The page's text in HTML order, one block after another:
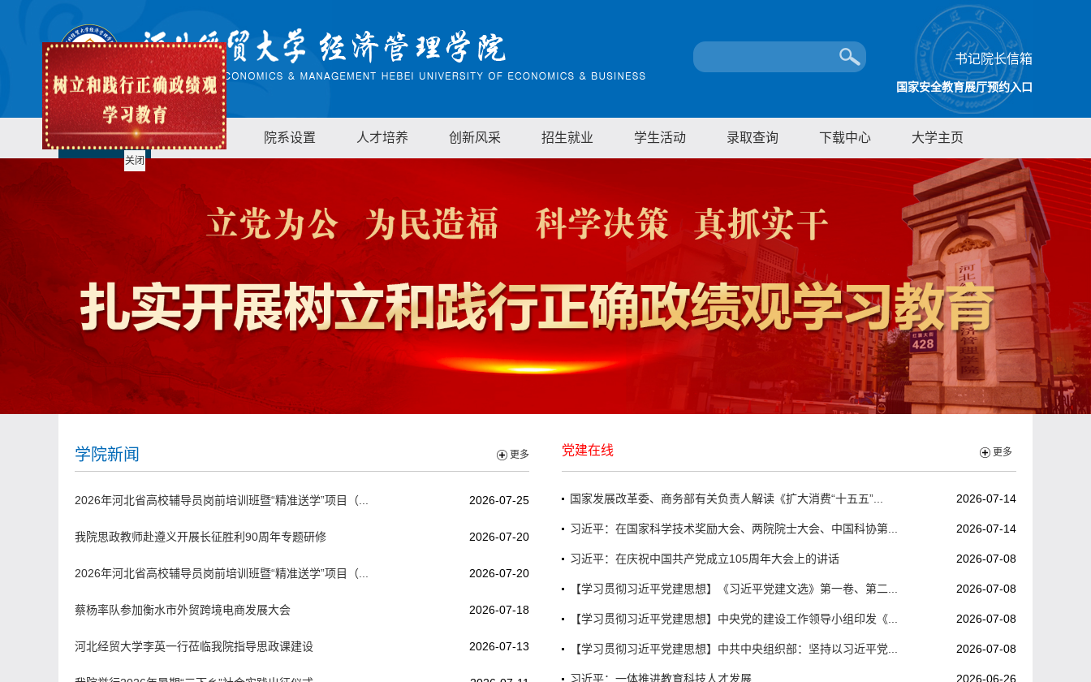
关闭
书记院长信箱
国家安全教育展厅预约入口
首页 学院概况 院系设置 人才培养 创新风采 招生就业 学生活动 录取查询 下载中心 大学主页
学院新闻 更多
2026-07-25
2026年河北省高校辅导员岗前培训班暨“精准送学”项目（...
2026-07-20
我院思政教师赴遵义开展长征胜利90周年专题研修
2026-07-20
2026年河北省高校辅导员岗前培训班暨“精准送学”项目（...
2026-07-18
蔡杨率队参加衡水市外贸跨境电商发展大会
2026-07-13
河北经贸大学李英一行莅临我院指导思政课建设
党建在线
国家发展改革委、商务部有关负责人解读《扩大消费“十五五”... 2026-07-14
习近平：在国家科学技术奖励大会、两院院士大会、中国科协第... 2026-07-14
习近平：在庆祝中国共产党成立105周年大会上的讲话 2026-07-08
【学习贯彻习近平党建思想】《习近平党建文选》第一卷、第二... 2026-07-08
【学习贯彻习近平党建思想】中央党的建设工作领导小组印发《... 2026-07-08
【学习贯彻习近平党建思想】中共中央组织部：坚持以习近平党... 2026-07-08
习近平：一体推进教育科技人才发展 2026-06-26
更多